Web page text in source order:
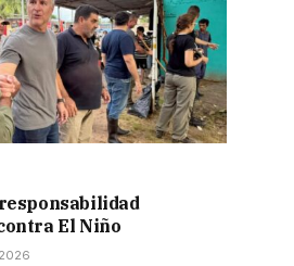
El Niño